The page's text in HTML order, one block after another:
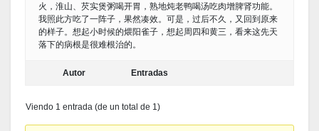
火，淮山、芡实煲粥喝开胃，熟地炖老鸭喝汤吃肉增脾肾功能。
我照此方吃了一阵子，果然凑效。可是，过后不久，又回到原来
的样子。想起小时候的煨阳雀子，想起周四和黄三，看来这先天
落下的病根是很难根治的。
Autor Entradas
Viendo 1 entrada (de un total de 1)